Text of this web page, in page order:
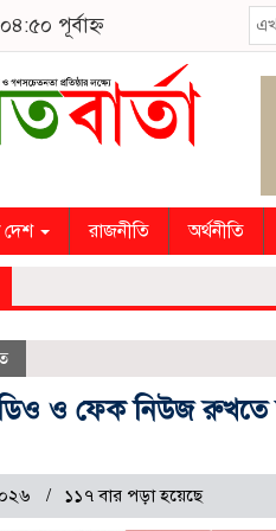
পূর্বাহ্ন
দেশ রাজনীতি অর্থনীতি
ও ফেক নিউজ রুখতে
১১৭ বার পড়া হয়েছে